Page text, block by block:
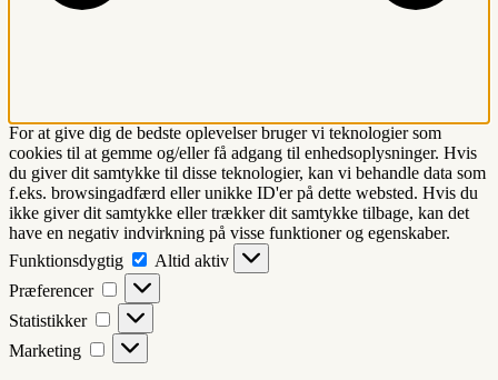
For at give dig de bedste oplevelser bruger vi teknologier som
cookies til at gemme og/eller få adgang til enhedsoplysninger. Hvis
du giver dit samtykke til disse teknologier, kan vi behandle data som
f.eks. browsingadfærd eller unikke ID'er på dette websted. Hvis du
ikke giver dit samtykke eller trækker dit samtykke tilbage, kan det
have en negativ indvirkning på visse funktioner og egenskaber.
Funktionsdygtig
Funktionsdygtig
Altid aktiv
Præferencer
Præferencer
Statistikker Statistikker
Marketing Marketing